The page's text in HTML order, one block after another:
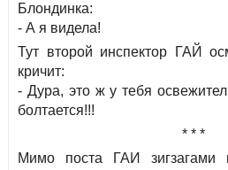
Блондинка:
- А я видела!
Тут второй инспектор ГАЙ
кричит:
- Дура, это ж у тебя
болтается!!!
* * *
Мимо поста ГАИ зигзагами